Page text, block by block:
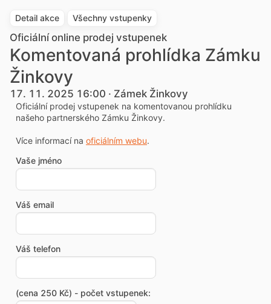
Detail akce Všechny vstupenky
Oficiální online prodej vstupenek
Komentovaná prohlídka Zámku
Žinkovy
17. 11. 2025 16:00 · Zámek Žinkovy
Oficiální prodej vstupenek na komentovanou prohlídku
našeho partnerského Zámku Žinkovy.
Více informací na oficiálním webu.
Vaše jméno
Váš email
Váš telefon
(cena 250 Kč) - počet vstupenek: